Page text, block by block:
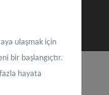
ulaşmak için
bir başlangıçtır.
hayata